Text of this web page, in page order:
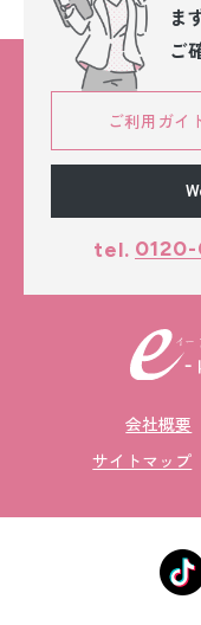
ま
ご
ご利用ガイ
tel.
会社概要
サイトマップ